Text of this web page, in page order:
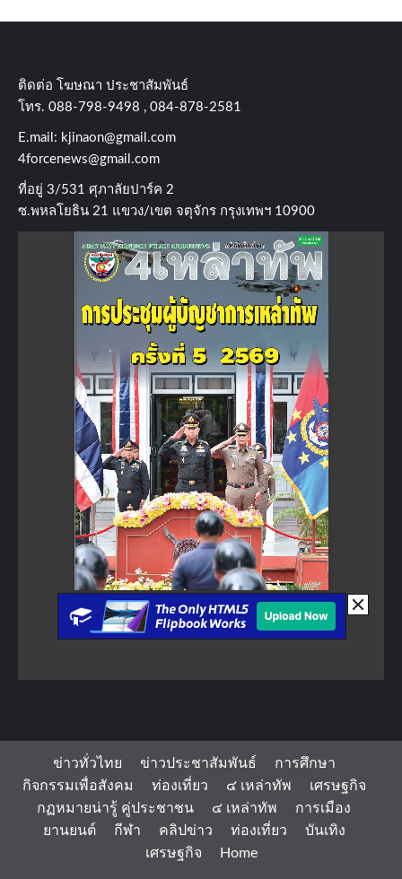
ติดต่อ​ โฆษณา​ ประชาสัมพันธ์
โทร​. 088-798-9498 , 084-878-2581
E.mail: kjinaon@gmail.com
4forcenews@gmail.com
ที่อยู่​ 3/531​ ศุภาลัยปาร์ค​ 2
ซ.พหลโยธิน​ 21​ แขวง/เขต​ จตุจักร​ กรุงเทพฯ 10900
ข่าวทั่วไทย ข่าวประชาสัมพันธ์
การศึกษา
กิจกรรมเพื่อสังคม
ท่องเที่ยว ๔ เหล่าทัพ
เศรษฐกิจ
กฏหมายน่ารู้ คู่ประชาชน
๔ เหล่าทัพ
การเมือง
ยานยนต์
กีฬา คลิปข่าว ท่องเที่ยว
บันเทิง
เศรษฐกิจ
Home